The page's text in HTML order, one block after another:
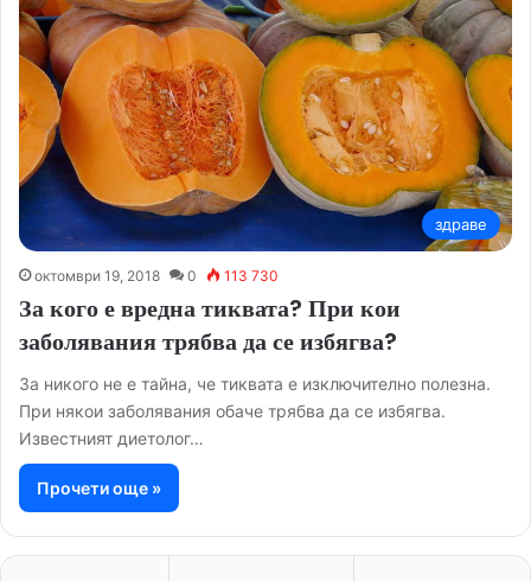
здраве
октомври 19, 2018 0 113 730
За кого е вредна тиквата? При кои
заболявания трябва да се избягва?
За никого не е тайна, че тиквата е изключително полезна.
При някои заболявания обаче трябва да се избягва.
Известният диетолог…
Прочети още »